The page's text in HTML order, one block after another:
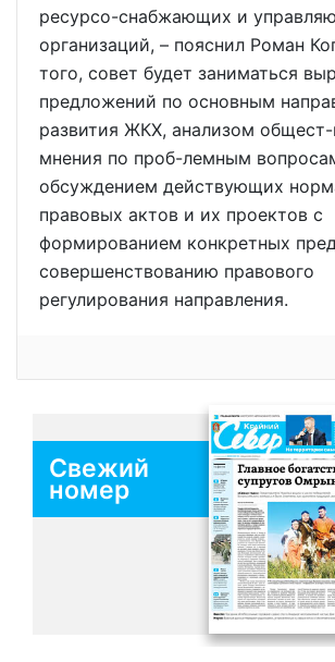
ресурсо-снабжающих и
организаций, – пояснил Роман
того, совет будет заниматься
предложений по основным
развития ЖКХ, анализом общест-
мнения по проб-лемным
обсуждением действующих
правовых актов и их проектов с
формированием конкретных
совершенствованию правового
регулирования направления.
Свежий
номер